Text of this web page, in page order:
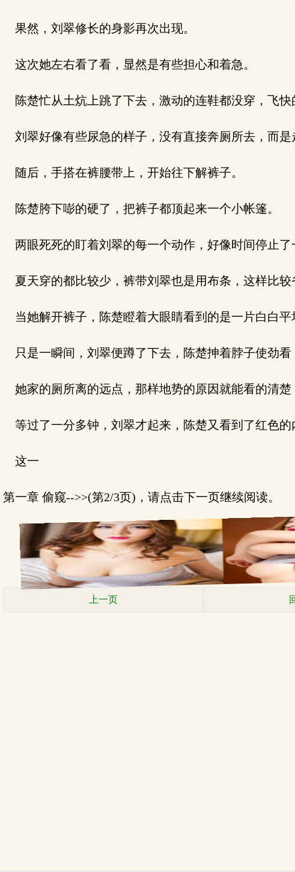
果然，刘翠修长的身影再次出现。
这次她左右看了看，显然是有些担心和着急。
陈楚忙从土炕上跳了下去，激动的连鞋都没穿，飞快
刘翠好像有些尿急的样子，没有直接奔厕所去，而是
随后，手搭在裤腰带上，开始往下解裤子。
陈楚胯下嘭的硬了，把裤子都顶起来一个小帐篷。
两眼死死的盯着刘翠的每一个动作，好像时间停止了
夏天穿的都比较少，裤带刘翠也是用布条，这样比较
当她解开裤子，陈楚瞪着大眼睛看到的是一片白白平
只是一瞬间，刘翠便蹲了下去，陈楚抻着脖子使劲看
她家的厕所离的远点，那样地势的原因就能看的清楚
等过了一分多钟，刘翠才起来，陈楚又看到了红色的
这一
第一章 偷窥-->>(第2/3页)，请点击下一页继续阅读。
上一页